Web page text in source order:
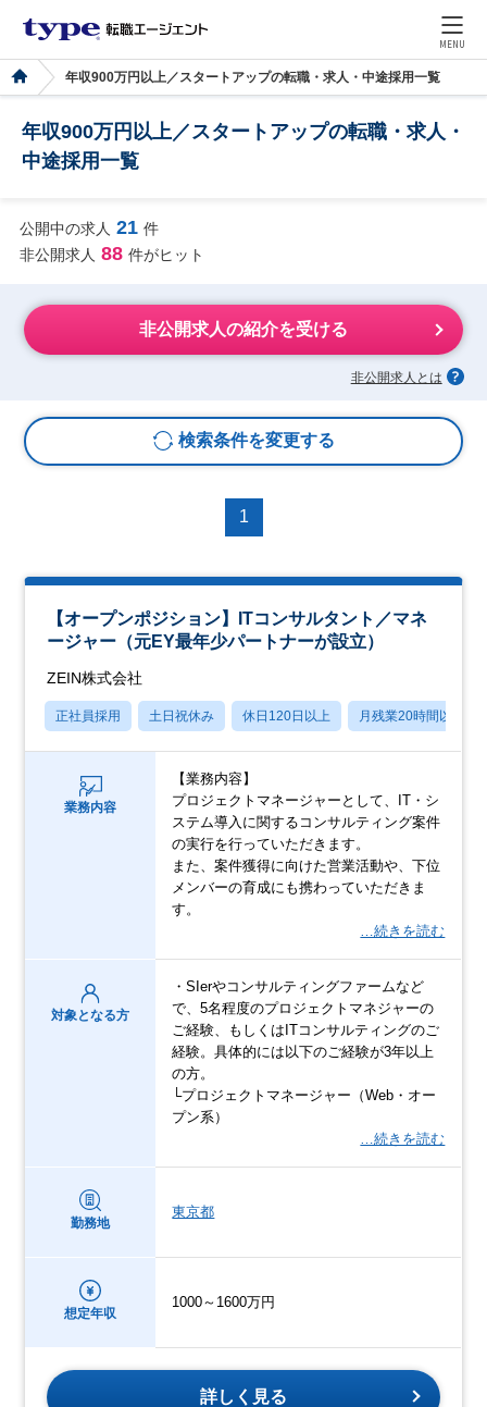
MENU
年収900万円以上／スタートアップの転職・求人・中途採用一覧
年収900万円以上／スタートアップの転職・求人・
中途採用一覧
公開中の求人 21 件
非公開求人 88 件がヒット
非公開求人の紹介を受ける
非公開求人とは
検索条件を変更する
1
【オープンポジション】ITコンサルタント／マネ
ージャー（元EY最年少パートナーが設立）
ZEIN株式会社
正社員採用 土日祝休み 休日120日以上 月残業20時間以内
業務内容
【業務内容】
プロジェクトマネージャーとして、IT・シ
ステム導入に関するコンサルティング案件
の実行を行っていただきます。
また、案件獲得に向けた営業活動や、下位
メンバーの育成にも携わっていただきま
す。
…続きを読む
対象となる方
・SIerやコンサルティングファームなど
で、5名程度のプロジェクトマネジャーの
ご経験、もしくはITコンサルティングのご
経験。具体的には以下のご経験が3年以上
の方。
└プロジェクトマネージャー（Web・オー
プン系）
…続きを読む
勤務地
東京都
想定年収
1000～1600万円
詳しく見る